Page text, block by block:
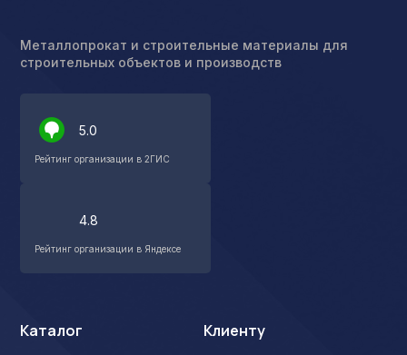
Металлопрокат и строительные материалы для
строительных объектов и производств
5.0
Рейтинг организации в 2ГИС
4.8
Рейтинг организации в Яндексе
Каталог Клиенту